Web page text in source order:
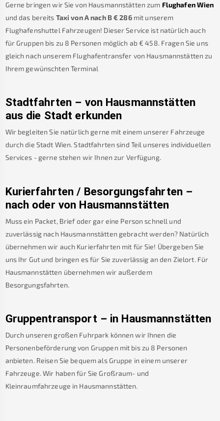
Gerne bringen wir Sie von Hausmannstätten zum Flughafen Wien
und das bereits Taxi von A nach B€286 mit unserem
Flughafenshuttel Fahrzeugen! Dieser Service ist natürlich auch
für Gruppen bis zu 8 Personen möglich ab € 458. Fragen Sie uns
gleich nach unserem Flughafentransfer von Hausmannstätten zu
Ihrem gewünschten Terminal
Stadtfahrten – von Hausmannstätten
aus die Stadt erkunden
Wir begleiten Sie natürlich gerne mit einem unserer Fahrzeuge
durch die Stadt Wien. Stadtfahrten sind Teil unseres individuellen
Services - gerne stehen wir Ihnen zur Verfügung.
Kurierfahrten / Besorgungsfahrten –
nach oder von Hausmannstätten
Muss ein Packet, Brief oder gar eine Person schnell und
zuverlässig nach Hausmannstätten gebracht werden? Natürlich
übernehmen wir auch Kurierfahrten mit für Sie! Übergeben Sie
uns Ihr Gut und bringen es für Sie zuverlässig an den Zielort. Für
Hausmannstätten übernehmen wir außerdem
Besorgungsfahrten.
Gruppentransport – in Hausmannstätten
Durch unseren großen Fuhrpark können wir Ihnen die
Personenbeförderung von Gruppen mit bis zu 8 Personen
anbieten. Reisen Sie bequem als Gruppe in einem unserer
Fahrzeuge. Wir haben für Sie Großraum- und
Kleinraumfahrzeuge in Hausmannstätten.